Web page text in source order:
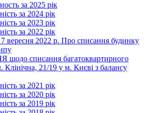
за 2025 рік
за 2024 рік
за 2023 рік
за 2022 рік
вересня 2022 р. Про списання будинку
списання багатоквартирного
Клінічна, 21/19 у м. Києві з балансу
за 2021 рік
за 2020 рік
за 2019 рік